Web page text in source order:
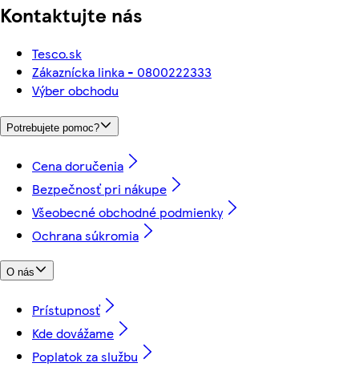
Kontaktujte nás
Tesco.sk
Zákaznícka linka - 0800222333
Výber obchodu
Potrebujete pomoc?
Cena doručenia
Bezpečnosť pri nákupe
Všeobecné obchodné podmienky
Ochrana súkromia
O nás
Prístupnosť
Kde dovážame
Poplatok za službu